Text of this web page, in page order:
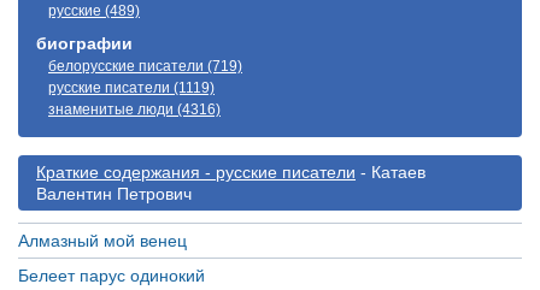
русские (489)
биографии
белорусские писатели (719)
русские писатели (1119)
знаменитые люди (4316)
Краткие содержания - русские писатели - Катаев
Валентин Петрович
Алмазный мой венец
Белеет парус одинокий